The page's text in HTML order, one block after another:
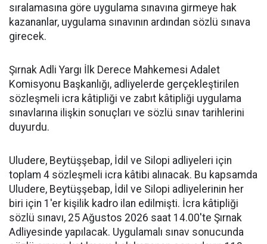
sıralamasına göre uygulama sınavına girmeye hak
kazananlar, uygulama sınavının ardından sözlü sınava
girecek.
Şırnak Adli Yargı İlk Derece Mahkemesi Adalet
Komisyonu Başkanlığı, adliyelerde gerçekleştirilen
sözleşmeli icra kâtipliği ve zabıt kâtipliği uygulama
sınavlarına ilişkin sonuçları ve sözlü sınav tarihlerini
duyurdu.
Uludere, Beytüşşebap, İdil ve Silopi adliyeleri için
toplam 4 sözleşmeli icra kâtibi alınacak. Bu kapsamda
Uludere, Beytüşşebap, İdil ve Silopi adliyelerinin her
biri için 1'er kişilik kadro ilan edilmişti. İcra kâtipliği
sözlü sınavı, 25 Ağustos 2026 saat 14.00'te Şırnak
Adliyesinde yapılacak. Uygulamalı sınav sonucunda